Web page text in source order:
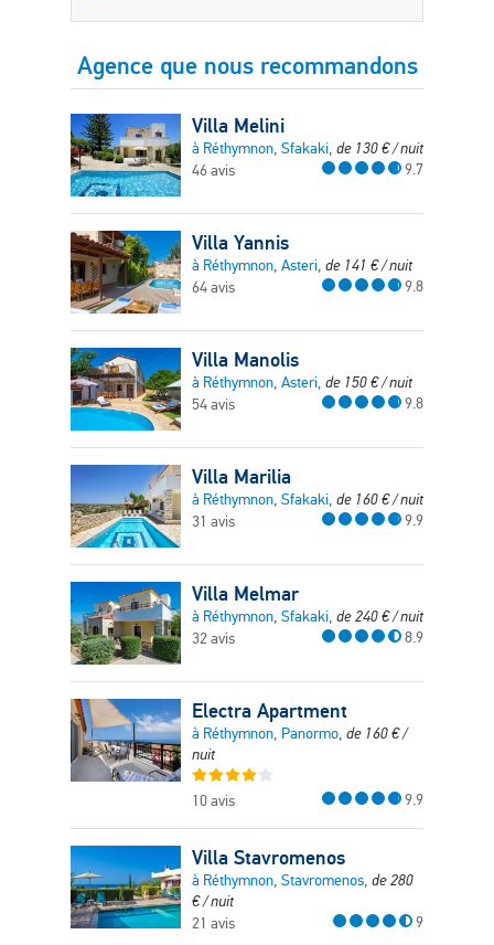
Agence que nous recommandons
Villa Melini
à Réthymnon, Sfakaki, de 130€/ nuit
46 avis
9.7
Villa Yannis
à Réthymnon, Asteri, de 141 €/ nuit
64 avis
9.8
Villa Manolis
à Réthymnon, Asteri, de 150€/ nuit
54 avis
9.8
Villa Marilia
à Réthymnon, Sfakaki, de 160€/ nuit
31 avis
9.9
Villa Melmar
à Réthymnon, Sfakaki, de240€/ nuit
32 avis
8.9
Electra Apartment
à Réthymnon, Panormo, de 160€/
nuit
10 avis 9.9
Villa Stavromenos
à Réthymnon, Stavromenos, de280
€/ nuit
21 avis
9